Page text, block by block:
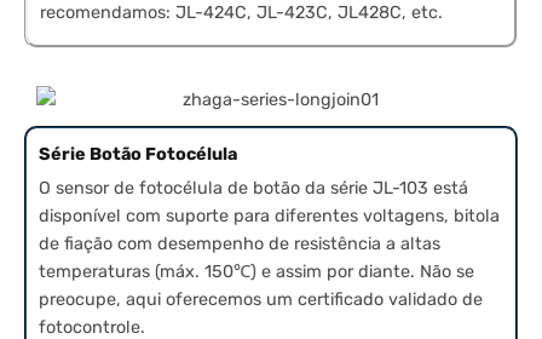
recomendamos: JL-424C, JL-423C, JL428C, etc.
Série Botão Fotocélula
O sensor de fotocélula de botão da série JL-103 está
disponível com suporte para diferentes voltagens, bitola
de fiação com desempenho de resistência a altas
temperaturas (máx. 150℃) e assim por diante. Não se
preocupe, aqui oferecemos um certificado validado de
fotocontrole.